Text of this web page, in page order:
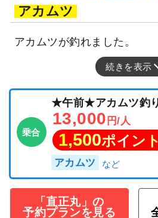
アカムツ
アカムツが釣れました。
続きを表示
乗合
★午前★アカムツ釣
13,000 円/人
1,500ポイン
アカムツ
「直正丸」の
予約プランを見る